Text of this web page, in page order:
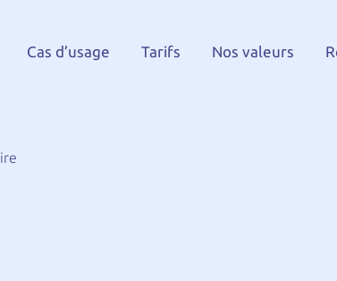
Cas d’usage Tarifs Nos valeurs